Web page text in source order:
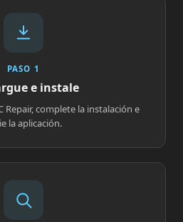
PASO 1
e instale
Repair, complete la instalación e
la aplicación.